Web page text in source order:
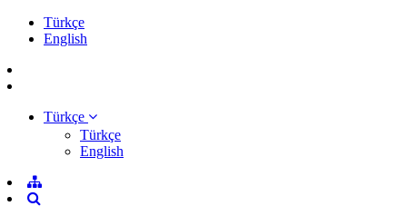
Türkçe
English
Türkçe
Türkçe
English